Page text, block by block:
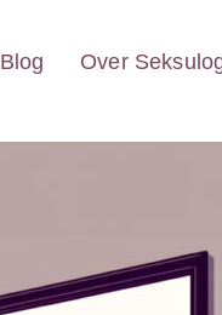
Blog Over